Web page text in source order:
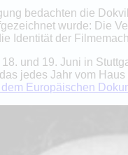
bedachten die
wurde: Die
Identität der
und 19. Juni in
jedes Jahr vom
Europäischen